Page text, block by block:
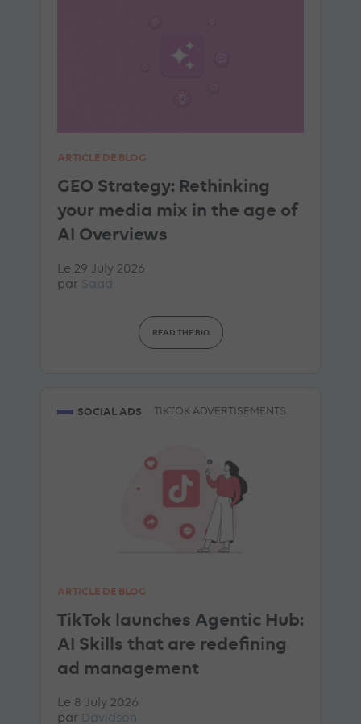
ARTICLE DE BLOG
GEO Strategy: Rethinking
your media mix in the age of
AI Overviews
Le 29 July 2026
par Saad
READ THE BIO
SOCIAL ADS TIKTOK ADVERTISEMENTS
ARTICLE DE BLOG
TikTok launches Agentic Hub:
AI Skills that are redefining
ad management
Le 8 July 2026
par Davidson